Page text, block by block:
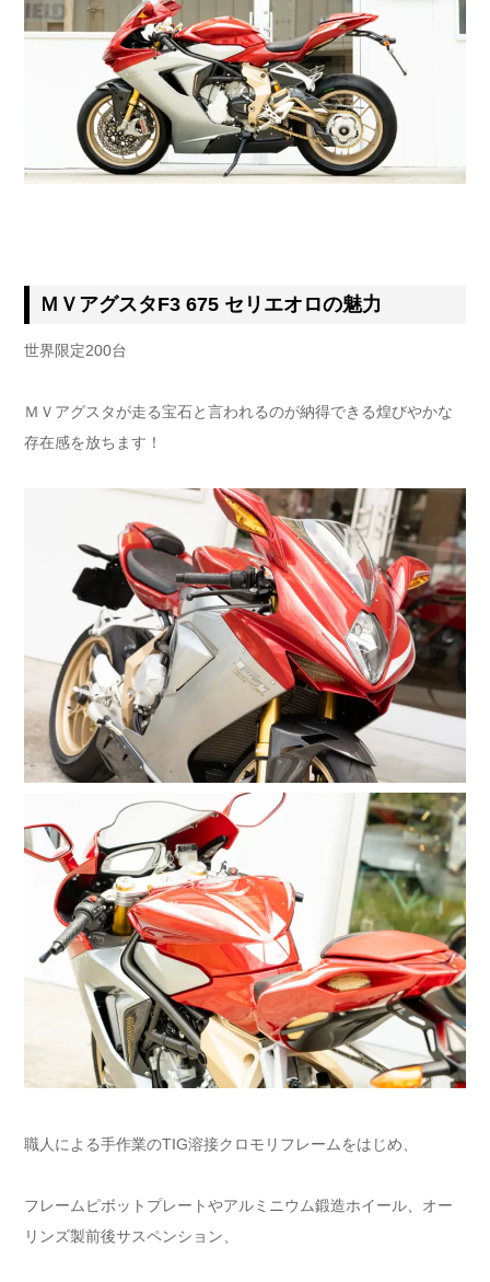
ＭＶアグスタF3 675 セリエオロの魅力
世界限定200台
ＭＶアグスタが走る宝石と言われるのが納得できる煌びやかな
存在感を放ちます！
職人による手作業のTIG溶接クロモリフレームをはじめ、
フレームピボットプレートやアルミニウム鍛造ホイール、オー
リンズ製前後サスペンション、